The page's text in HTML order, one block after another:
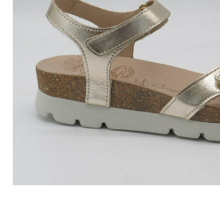
Nijhuisschoenen